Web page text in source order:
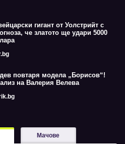
гигант от Уолстрийт с
че златото ще удари 5000
повтаря модела „Борисов“!
на Валерия Велева
Мачове